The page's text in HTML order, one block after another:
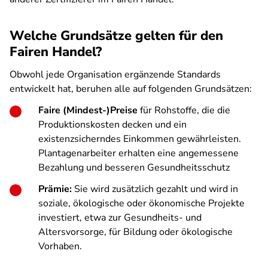
Welche Grundsätze gelten für den
Fairen Handel?
Obwohl jede Organisation ergänzende Standards
entwickelt hat, beruhen alle auf folgenden Grundsätzen:
Faire (Mindest-)Preise für Rohstoffe, die die
Produktionskosten decken und ein
existenzsicherndes Einkommen gewährleisten.
Plantagenarbeiter erhalten eine angemessene
Bezahlung und besseren Gesundheitsschutz
Prämie: Sie wird zusätzlich gezahlt und wird in
soziale, ökologische oder ökonomische Projekte
investiert, etwa zur Gesundheits- und
Altersvorsorge, für Bildung oder ökologische
Vorhaben.